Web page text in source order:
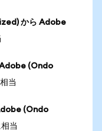
から Adobe
(Ondo
当
(Ondo
当